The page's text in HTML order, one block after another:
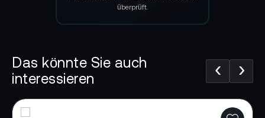
12 Monate Herstellergarantie auf alle anderen
Teile
überprüft.
Das könnte Sie auch
interessieren
‹ ›